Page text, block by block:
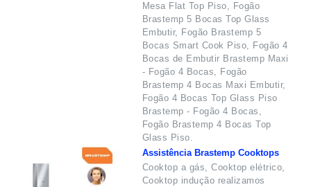
Mesa Flat Top Piso, Fogão
Brastemp 5 Bocas Top Glass
Embutir, Fogão Brastemp 5
Bocas Smart Cook Piso, Fogão 4
Bocas de Embutir Brastemp Maxi
- Fogão 4 Bocas, Fogão
Brastemp 4 Bocas Maxi Embutir,
Fogão 4 Bocas Top Glass Piso
Brastemp - Fogão 4 Bocas,
Fogão Brastemp 4 Bocas Top
Glass Piso.
Assistência Brastemp Cooktops
Cooktop a gás, Cooktop elétrico,
Cooktop indução realizamos